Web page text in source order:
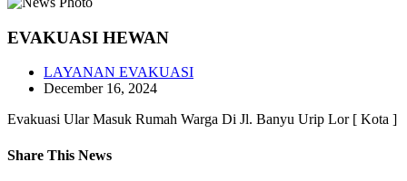
EVAKUASI HEWAN
LAYANAN EVAKUASI
December 16, 2024
Evakuasi Ular Masuk Rumah Warga Di Jl. Banyu Urip Lor [ Kota ]
Share This News